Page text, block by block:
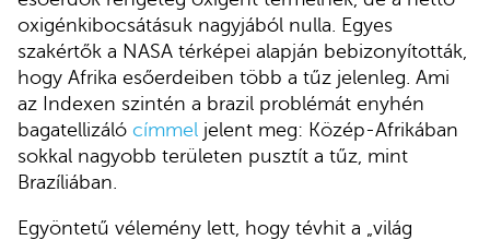
oxigénkibocsátásuk nagyjából nulla. Egyes
szakértők a NASA térképei alapján bebizonyították,
hogy Afrika esőerdeiben több a tűz jelenleg. Ami
az Indexen szintén a brazil problémát enyhén
bagatellizáló címmel jelent meg: Közép-Afrikában
sokkal nagyobb területen pusztít a tűz, mint
Brazíliában.
Egyöntetű vélemény lett, hogy tévhit a „világ